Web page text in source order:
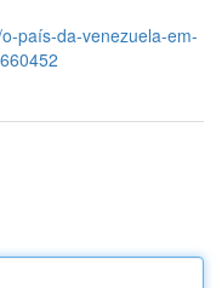
país-da-venezuela-em-